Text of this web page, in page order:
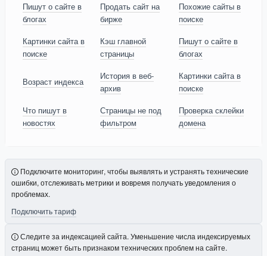
Пишут о сайте в
блогах
Продать сайт на
бирже
Похожие сайты в
поиске
Картинки сайта в
поиске
Кэш главной
страницы
Пишут о сайте в
блогах
Возраст индекса
История в веб-
архив
Картинки сайта в
поиске
Что пишут в
новостях
Страницы не под
фильтром
Проверка склейки
домена
Подключите мониторинг, чтобы выявлять и устранять технические
ошибки, отслеживать метрики и вовремя получать уведомления о
проблемах.
Подключить тариф
Следите за индексацией сайта. Уменьшение числа индексируемых
страниц может быть признаком технических проблем на сайте.